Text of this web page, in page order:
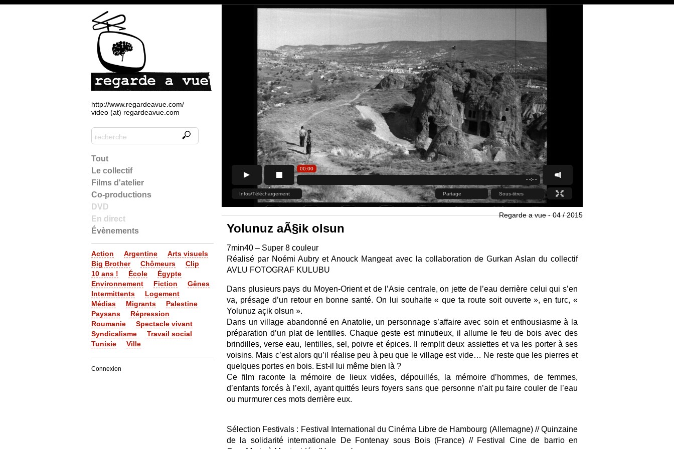
Regarde a vue - 04 / 2015
Yolunuz aÃ§ik olsun
7min40 – Super 8 couleur
Réalisé par Noémi Aubry et Anouck Mangeat avec la collaboration de Gurkan Aslan du collectif
AVLU FOTOGRAF KULUBU
Dans plusieurs pays du Moyen-Orient et de l’Asie centrale, on jette de l’eau derrière celui qui s’en
va, présage d’un retour en bonne santé. On lui souhaite « que ta route soit ouverte », en turc, «
Yolunuz açik olsun ».
Dans un village abandonné en Anatolie, un personnage s’affaire avec soin et enthousiasme à la
préparation d’un plat de lentilles. Chaque geste est minutieux, il allume le feu de bois avec des
brindilles, verse eau, lentilles, sel, poivre et épices. Il remplit deux assiettes et va les porter à ses
voisins. Mais c’est alors qu’il réalise peu à peu que le village est vide… Ne reste que les pierres et
quelques portes en bois. Est-il lui même bien là ?
Ce film raconte la mémoire de lieux vidées, dépouillés, la mémoire d’hommes, de femmes,
d’enfants forcés à l’exil, ayant quittés leurs foyers sans que personne n’ait pu faire couler de l’eau
ou murmurer ces mots derrière eux.
Sélection Festivals : Festival International du Cinéma Libre de Hambourg (Allemagne) // Quinzaine
de la solidarité internationale De Fontenay sous Bois (France) // Festival Cine de barrio en
http://www.regardeavue.com/
video (at) regardeavue.com
Tout
Le collectif
Films d'atelier
Co-productions
DVD
En direct
Évènements
Action Argentine
Arts visuels
Big Brother
Chômeurs
Clip
10 ans !
École
Égypte
Environnement
Fiction
Gênes
Intermittents
Logement
Médias
Migrants
Palestine
Paysans
Répression
Roumanie
Spectacle vivant
Syndicalisme
Travail social
Tunisie
Ville
Connexion